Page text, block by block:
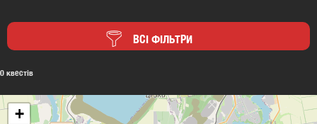
ВСІ ФІЛЬТРИ
0 квестів
+